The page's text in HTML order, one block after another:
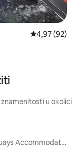
Prosječna
4,97 (92)
u okolici
Knysna Quays Accommodation